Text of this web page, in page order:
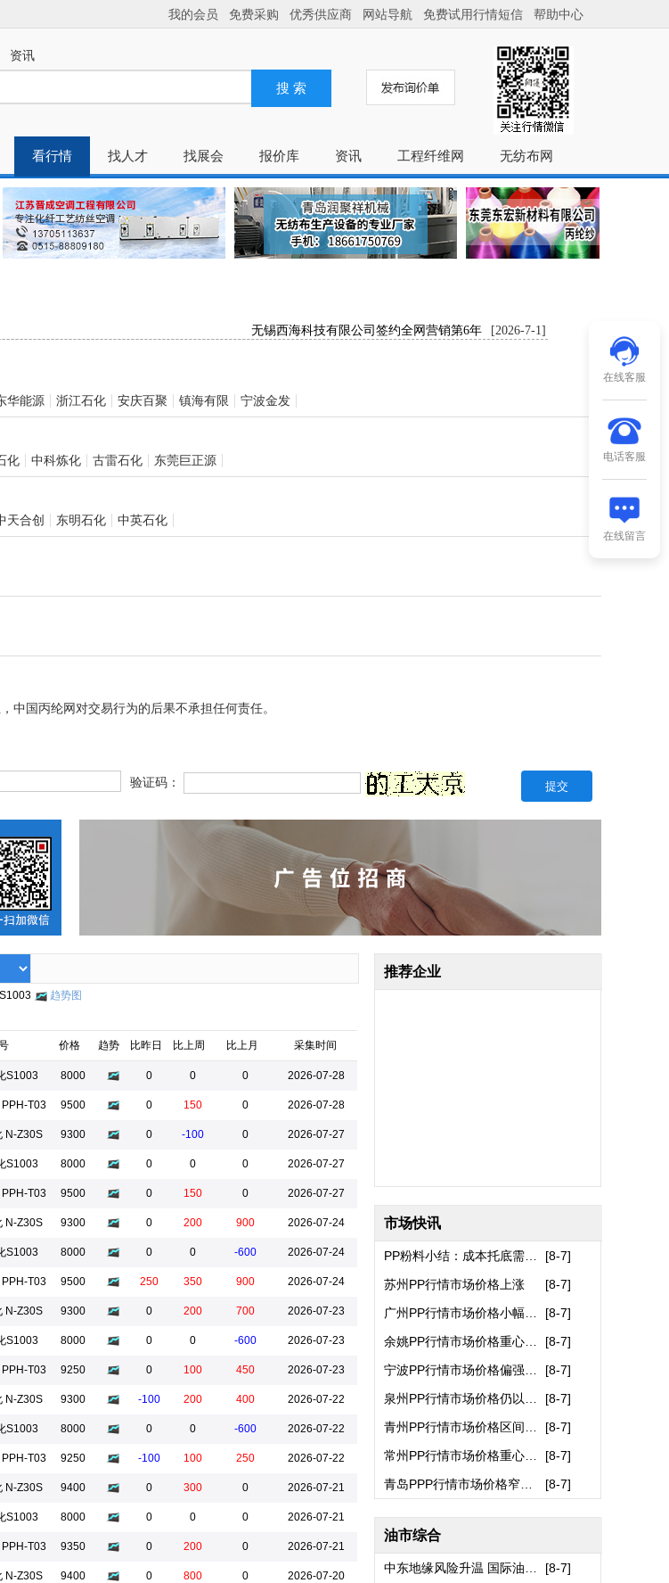
我的会员 免费采购 优秀供应商 网站导航 免费试用行情短信 帮助中心
资讯
搜 索
看行情 找人才 找展会 报价库 资讯 工程纤维网 无纺布网
无锡西海科技有限公司签约全网营销第6年 [2026-7-1]
常州汇元迪工控自动
常州市盛杰
热烈祝贺：
华能源 浙江石化 安庆百聚 镇海有限 宁波金发
化 中科炼化 古雷石化 东莞巨正源
天合创 东明石化 中英石化
中国丙纶网对交易行为的后果不承担任何责任。
验证码： 提交
趋势图
价格 趋势 比昨日 比上周 比上月 采集时间
S1003 8000 0 0 0 2026-07-28
T03 9500 0 150 0 2026-07-28
N-Z30S 9300 0 -100 0 2026-07-27
S1003 8000 0 0 0 2026-07-27
T03 9500 0 150 0 2026-07-27
N-Z30S 9300 0 200 900 2026-07-24
S1003 8000 0 0 -600 2026-07-24
T03 9500 250 350 900 2026-07-24
N-Z30S 9300 0 200 700 2026-07-23
S1003 8000 0 0 -600 2026-07-23
T03 9250 0 100 450 2026-07-23
N-Z30S 9300 -100 200 400 2026-07-22
S1003 8000 0 0 -600 2026-07-22
T03 9250 -100 100 250 2026-07-22
N-Z30S 9400 0 300 0 2026-07-21
S1003 8000 0 0 0 2026-07-21
T03 9350 0 200 0 2026-07-21
N-Z30S 9400 0 800 0 2026-07-20
推荐企业
嘉兴胜邦科技有限公司
盐城市翔盛碳纤维科技有限公司
江苏晋成空调工程有限公司
黄骅市传祺化纤有限公司
上海依石实业有限公司
常州市盛杰合力化纤有限公司
市场快讯
[8-7]
苏州PP行情市场价格上涨
[8-7]
[8-7]
[8-7]
[8-7]
[8-7]
[8-7]
[8-7]
[8-7]
油市综合
[8-7]
在线客服
电话客服
在线留言